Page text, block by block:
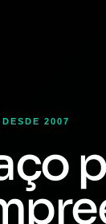
2007